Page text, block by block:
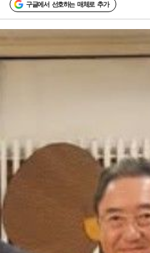
구글에서 선호하는 매체로 추가